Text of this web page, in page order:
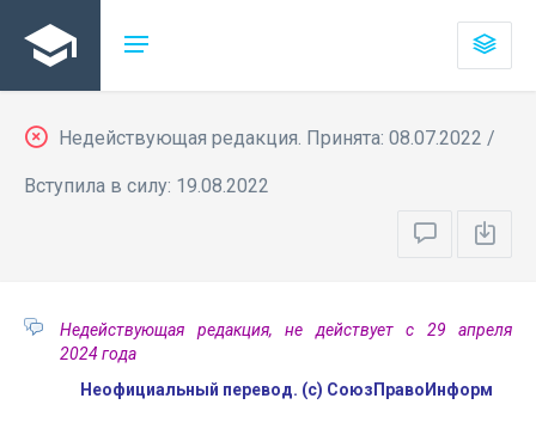
Недействующая редакция. Принята: 08.07.2022 /
Вступила в силу: 19.08.2022
Недействующая редакция, не действует с 29 апреля
2024 года
Неофициальный перевод. (с) СоюзПравоИнформ